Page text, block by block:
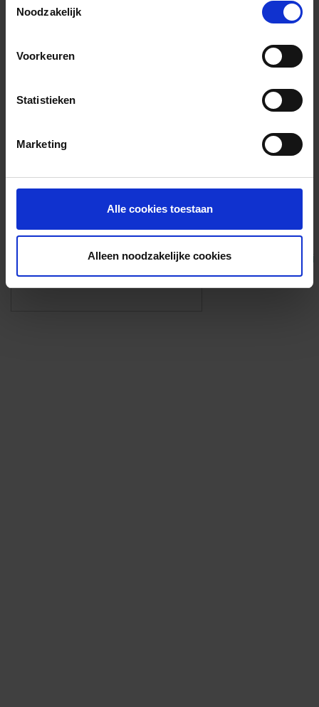
Noodzakelijk
Voorkeuren
Statistieken
Marketing
Alle cookies toestaan
Alleen noodzakelijke cookies
Algemene informatie
Foto’s ({{photos.length}})
Eigen foto’s